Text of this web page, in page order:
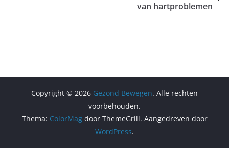
van hartproblemen
Copyright © 2026 Gezond Bewegen. Alle rechten
voorbehouden.
Thema: ColorMagdoor ThemeGrill. Aangedreven door
WordPress.